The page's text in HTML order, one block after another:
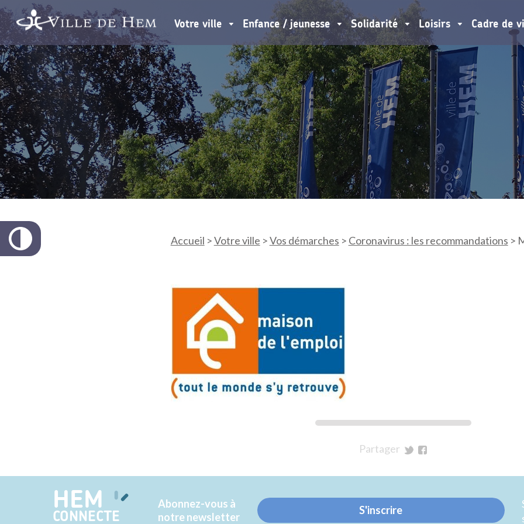
Votre ville Enfance / jeunesse Solidarité Loisirs Cadre de
Accueil >Votre ville >Vos démarches > Coronavirus : les recommandations >
Partager
Twitter
Facebook
HEM
CONNECTE
Abonnez-vous à
notre newsletter
S'inscrire